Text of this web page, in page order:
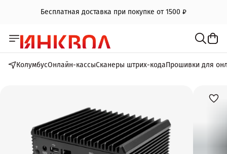
Бесплатная доставка при покупке от 1500 ₽
КолумбусОнлайн-кассыСканеры штрих-кодаПрошивки для